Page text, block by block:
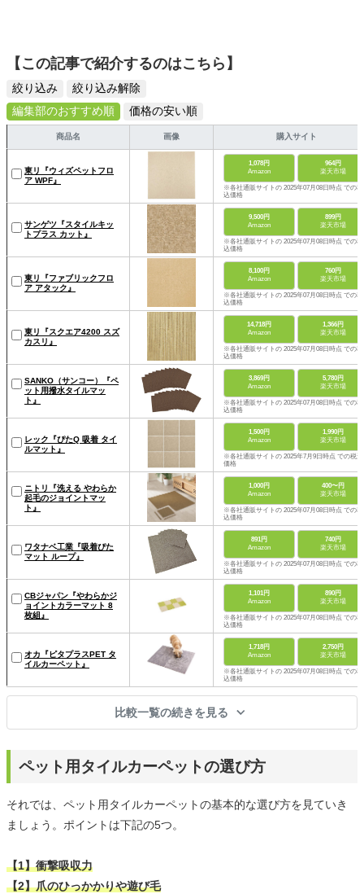
【この記事で紹介するのはこちら】
絞り込み
絞り込み解除
編集部のおすすめ順
価格の安い順
商品名 画像 購入サイト
東リ『ウィズペットフロ
ア WPF』
1,078円
Amazon
964円
楽天市場
※各社通販サイトの 2025年07月08日時点 での税
込価格
サンゲツ『スタイルキッ
トプラス カット』
9,500円
Amazon
899円
楽天市場
※各社通販サイトの 2025年07月08日時点 での税
込価格
東リ『ファブリックフロ
ア アタック』
8,100円
Amazon
760円
楽天市場
※各社通販サイトの 2025年07月08日時点 での税
込価格
東リ『スクエア4200 スズ
カスリ』
14,718円
Amazon
1,366円
楽天市場
※各社通販サイトの 2025年07月08日時点 での税
込価格
SANKO（サンコー）『ペ
ット用撥水タイルマッ
ト』
3,869円
Amazon
5,780円
楽天市場
※各社通販サイトの 2025年07月08日時点 での税
込価格
レック『ぴたQ 吸着 タイ
ルマット』
1,500円
Amazon
1,990円
楽天市場
※各社通販サイトの 2025年7月9日時点 での税込
価格
ニトリ『洗える やわらか
起毛のジョイントマッ
ト』
1,000円
Amazon
400〜円
楽天市場
※各社通販サイトの 2025年07月08日時点 での税
込価格
ワタナベ工業『吸着ぴた
マット ループ』
891円
Amazon
740円
楽天市場
※各社通販サイトの 2025年07月08日時点 での税
込価格
CBジャパン『やわらかジ
ョイントカラーマット 8
枚組』
1,101円
Amazon
890円
楽天市場
※各社通販サイトの 2025年07月08日時点 での税
込価格
オカ『ピタプラスPET タ
イルカーペット』
1,718円
Amazon
2,750円
楽天市場
※各社通販サイトの 2025年07月08日時点 での税
込価格
比較一覧の続きを見る
ペット用タイルカーペットの選び方
それでは、ペット用タイルカーペットの基本的な選び方を見ていき
ましょう。ポイントは下記の5つ。
【1】衝撃吸収力
【2】爪のひっかかりや遊び毛